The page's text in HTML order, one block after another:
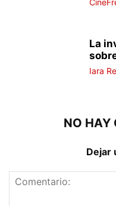
La
Iara
NO HAY
Dejar